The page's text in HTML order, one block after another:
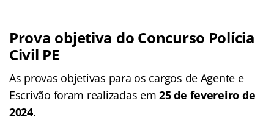
Prova objetiva do Concurso Polícia
Civil PE
As provas objetivas para os cargos de Agente e
Escrivão foram realizadas em25 de fevereiro de
2024.